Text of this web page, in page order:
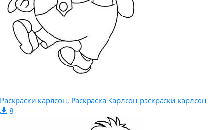
Раскраски карлсон, Раскраска Карлсон раскраски карлсон
8